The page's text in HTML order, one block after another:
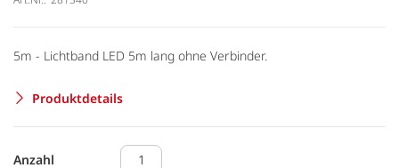
5m - Lichtband LED 5m lang ohne Verbinder.
Produktdetails
Anzahl